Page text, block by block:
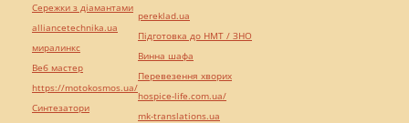
Сережки з діамантами
alliancetechnika.ua
миралинкс
Веб мастер
https://motokosmos.ua/
Синтезатори
pereklad.ua
Підготовка до НМТ / ЗНО
Винна шафа
Перевезення хворих
hospice-life.com.ua/
mk-translations.ua